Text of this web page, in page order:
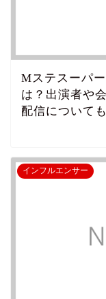
Mステスーパ
は？出演者や
配信について
インフルエンサー